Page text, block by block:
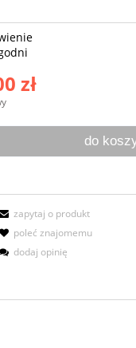
zł
do
zapytaj o produkt
poleć znajomemu
dodaj opinię